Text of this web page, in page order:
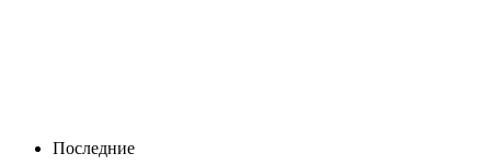
Последние